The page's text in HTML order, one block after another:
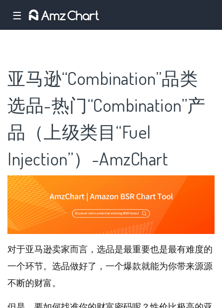
☰
亚马逊“Combination”品类
选品-热门“Combination”产
品（上级类目“Fuel
Injection”）-AmzChart
对于亚马逊卖家而言，选品是最重要也是最有难度的
一个环节。选品做好了，一个爆款就能为你带来源源
不断的财富。